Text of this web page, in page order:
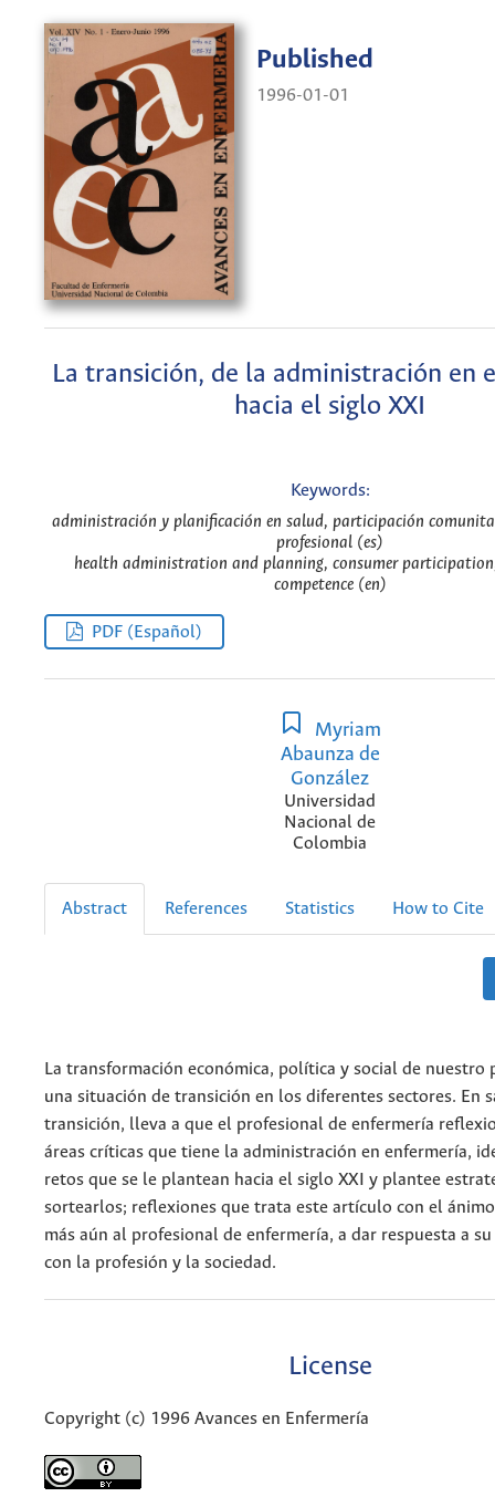
Published
1996-01-01
La transición, de la administración en
hacia el siglo XXI
Keywords:
administración y planificación en salud, participación
profesional (es)
health administration and planning, consumer
competence (en)
PDF (Español)
Myriam
Abaunza de
González
Universidad
Nacional de
Colombia
Abstract References Statistics How to Cite
La transformación económica, política y social de nuestro
una situación de transición en los diferentes sectores. En
transición, lleva a que el profesional de enfermería
áreas críticas que tiene la administración en enfermería,
retos que se le plantean hacia el siglo XXI y plantee
sortearlos; reflexiones que trata este artículo con el
más aún al profesional de enfermería, a dar respuesta a
con la profesión y la sociedad.
License
Copyright (c) 1996 Avances en Enfermería